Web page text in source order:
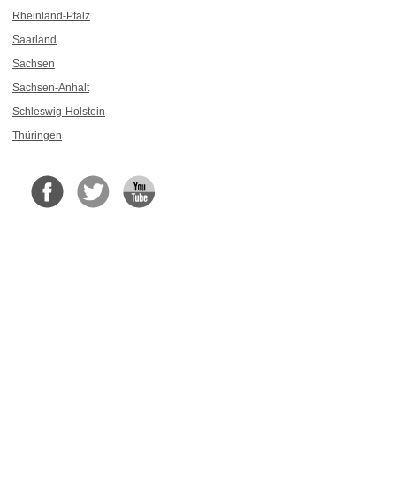
Rheinland-Pfalz
Saarland
Sachsen
Sachsen-Anhalt
Schleswig-Holstein
Thüringen